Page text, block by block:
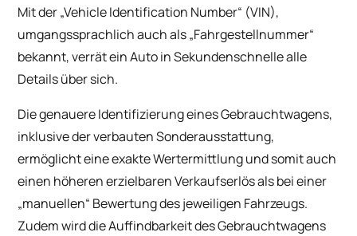
Mit der „Vehicle Identification Number“ (VIN),
umgangssprachlich auch als „Fahrgestellnummer“
bekannt, verrät ein Auto in Sekundenschnelle alle
Details über sich.
Die genauere Identifizierung eines Gebrauchtwagens,
inklusive der verbauten Sonderausstattung,
ermöglicht eine exakte Wertermittlung und somit auch
einen höheren erzielbaren Verkaufserlös als bei einer
„manuellen“ Bewertung des jeweiligen Fahrzeugs.
Zudem wird die Auffindbarkeit des Gebrauchtwagens